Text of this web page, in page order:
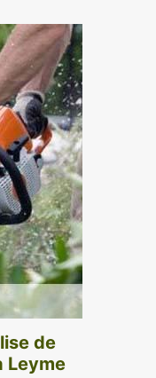
de
Leyme